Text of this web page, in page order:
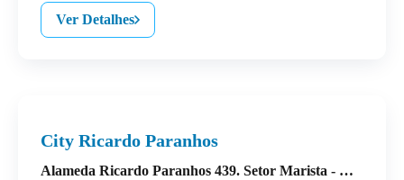
Ver Detalhes
City Ricardo Paranhos
Alameda Ricardo Paranhos 439. Setor Marista - Goiânia/GO